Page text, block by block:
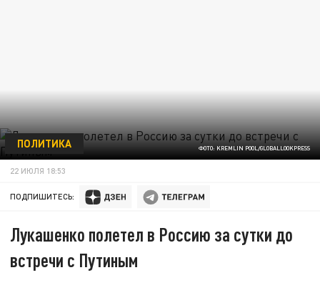
ФОТО: KREMLIN POOL/GLOBALLOOKPRESS
ПОЛИТИКА
22 ИЮЛЯ 18:53
ПОДПИШИТЕСЬ:
Лукашенко полетел в Россию за сутки до
встречи с Путиным